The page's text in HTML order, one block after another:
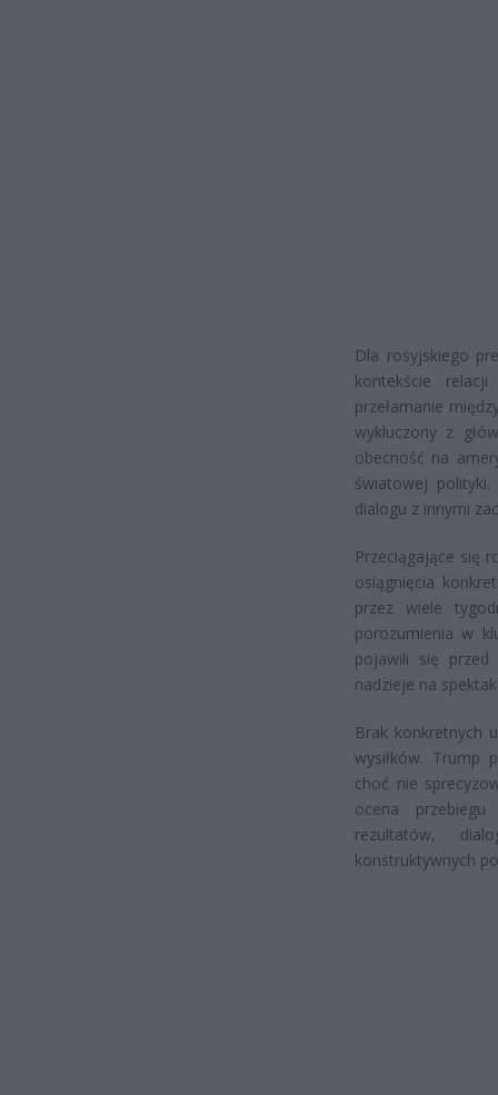
Dla rosyjskiego
kontekście
przełamanie
wykluczony z
obecność na
światowej
dialogu z innymi
Przeciągające się
osiągnięcia
przez wiele
porozumienia w
pojawili się przed
nadzieje na
Brak konkretnych
wysiłków. Trump
choć nie
ocena
rezultatów,
konstruktywnych